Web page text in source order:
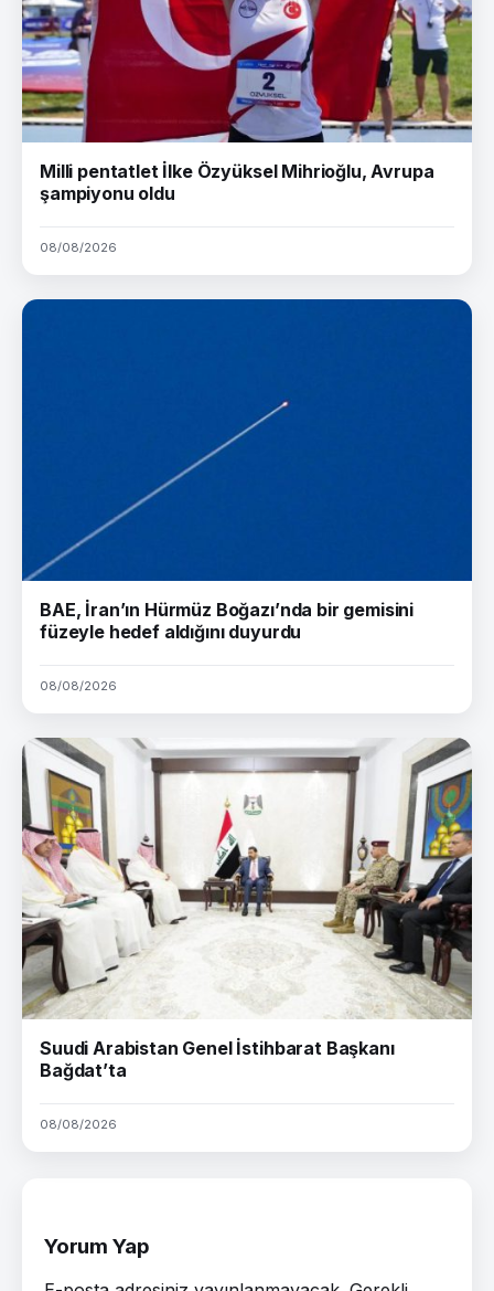
Milli pentatlet İlke Özyüksel Mihrioğlu, Avrupa
şampiyonu oldu
08/08/2026
BAE, İran’ın Hürmüz Boğazı’nda bir gemisini
füzeyle hedef aldığını duyurdu
08/08/2026
Suudi Arabistan Genel İstihbarat Başkanı
Bağdat’ta
08/08/2026
Yorum Yap